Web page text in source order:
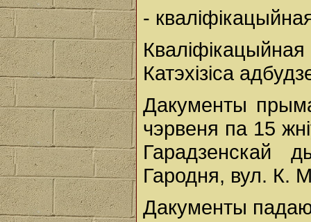
-
Катэхізіса
Дакументы
чэрвеня па 15
Гарадзенскай
Гародня, вул. К.
Дакументы